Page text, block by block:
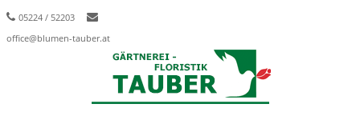
05224 / 52203
office@blumen-tauber.at